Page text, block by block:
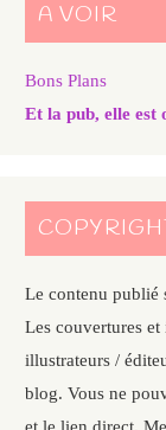
A VOIR
Bons Plans
Et la pub, elle est
Le contenu publié
Les couvertures
illustrateurs /
blog. Vous ne
et le lien direct.